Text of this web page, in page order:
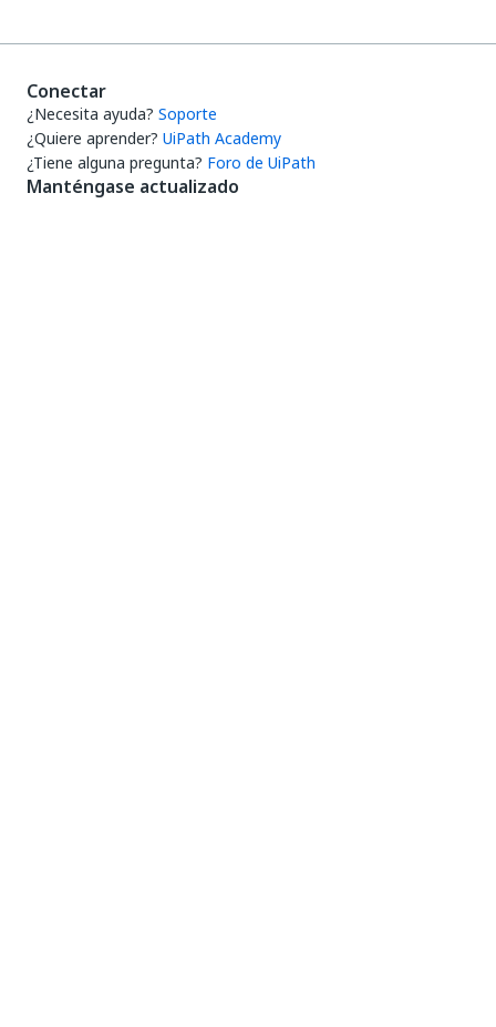
Conectar
¿Necesita ayuda? Soporte
¿Quiere aprender? UiPath Academy
¿Tiene alguna pregunta? Foro de UiPath
Manténgase actualizado